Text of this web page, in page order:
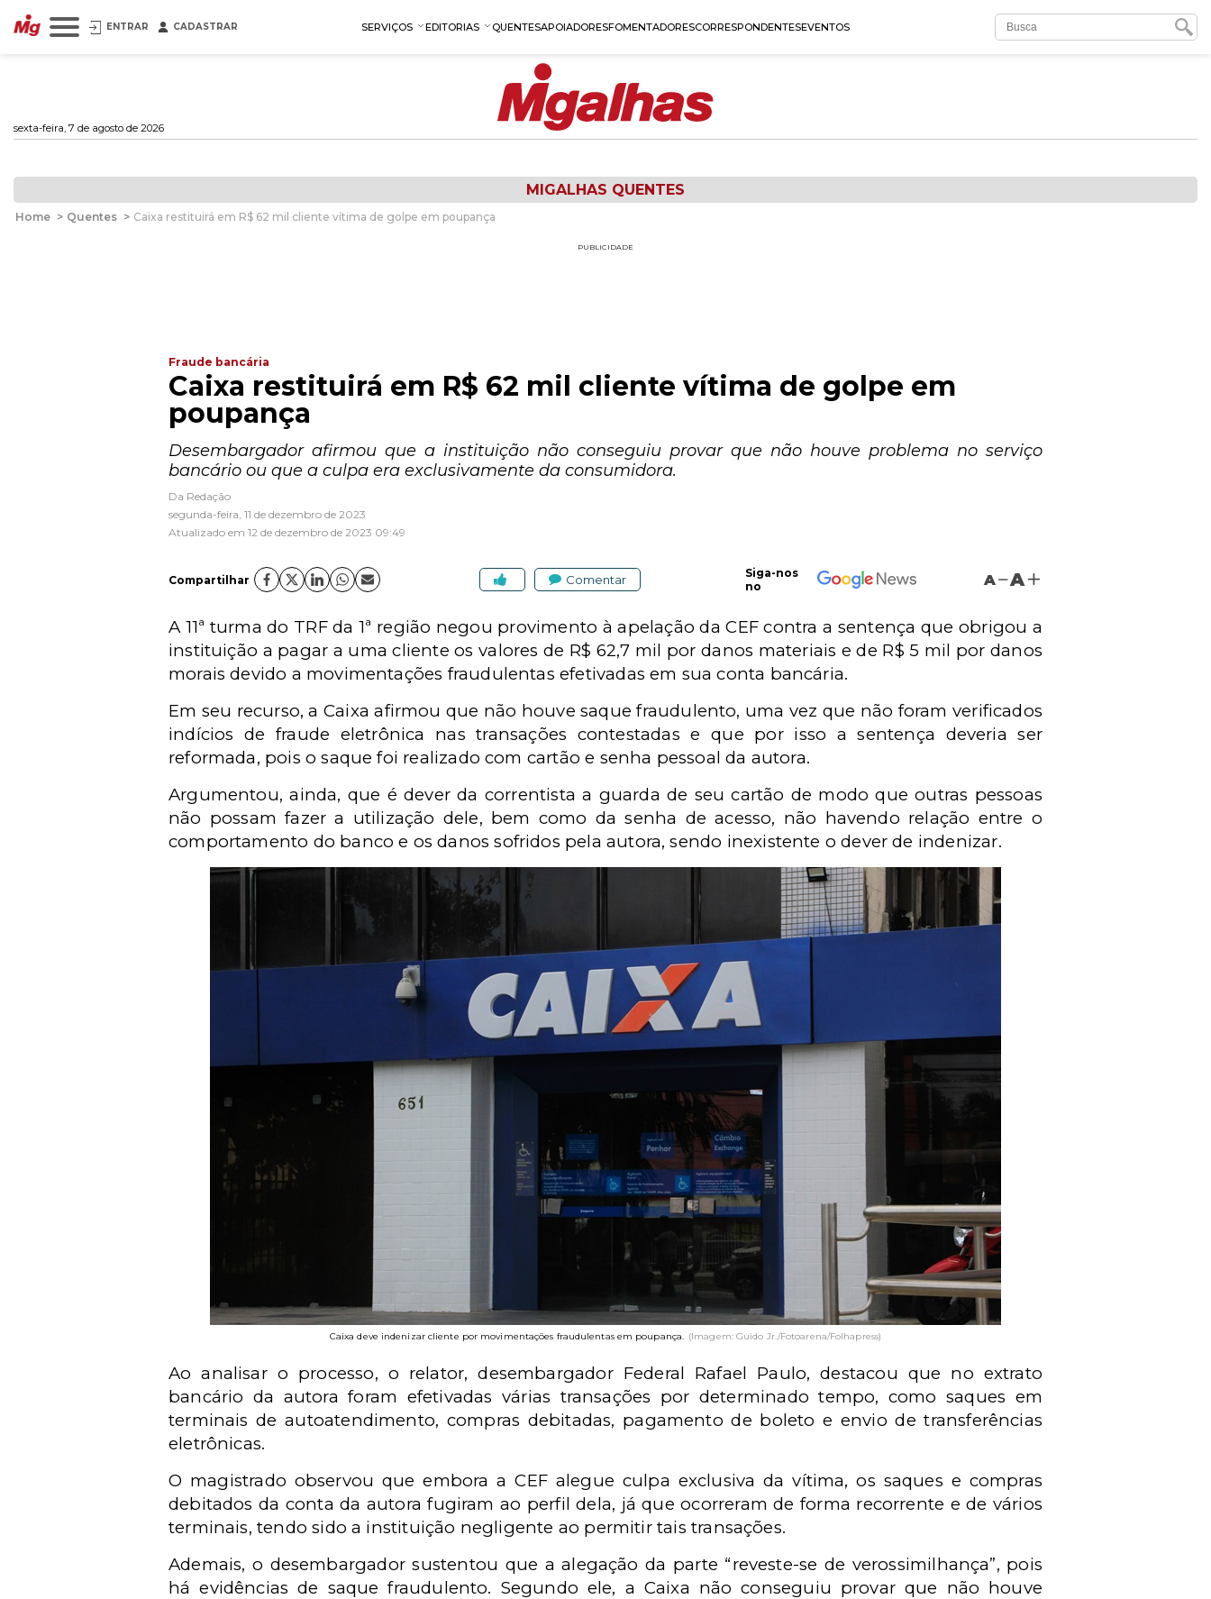
ENTRAR CADASTRAR SERVIÇOS EDITORIAS QUENTESAPOIADORESFOMENTADORESCORRESPONDENTESEVENTOS
sexta-feira, 7 de agosto de 2026
MIGALHAS QUENTES
Home > Quentes > Caixa restituirá em R$ 62 mil cliente vítima de golpe em poupança
PUBLICIDADE
Fraude bancária
Caixa restituirá em R$ 62 mil cliente vítima de golpe em
poupança
Desembargador afirmou que a instituição não conseguiu provar que não houve problema no serviço
bancário ou que a culpa era exclusivamente da consumidora.
Da Redação
segunda-feira, 11 de dezembro de 2023
Atualizado em 12 de dezembro de 2023 09:49
Compartilhar Comentar
Siga-nos
no
A A
A 11ª turma do TRF da 1ª região negou provimento à apelação da CEF contra a sentença que obrigou a
instituição a pagar a uma cliente os valores de R$ 62,7 mil por danos materiais e de R$ 5 mil por danos
morais devido a movimentações fraudulentas efetivadas em sua conta bancária.
Em seu recurso, a Caixa afirmou que não houve saque fraudulento, uma vez que não foram verificados
indícios de fraude eletrônica nas transações contestadas e que por isso a sentença deveria ser
reformada, pois o saque foi realizado com cartão e senha pessoal da autora.
Argumentou, ainda, que é dever da correntista a guarda de seu cartão de modo que outras pessoas
não possam fazer a utilização dele, bem como da senha de acesso, não havendo relação entre o
comportamento do banco e os danos sofridos pela autora, sendo inexistente o dever de indenizar.
Caixa deve indenizar cliente por movimentações fraudulentas em poupança. (Imagem: Guido Jr./Fotoarena/Folhapress)
Ao analisar o processo, o relator, desembargador Federal Rafael Paulo, destacou que no extrato
bancário da autora foram efetivadas várias transações por determinado tempo, como saques em
terminais de autoatendimento, compras debitadas, pagamento de boleto e envio de transferências
eletrônicas.
O magistrado observou que embora a CEF alegue culpa exclusiva da vítima, os saques e compras
debitados da conta da autora fugiram ao perfil dela, já que ocorreram de forma recorrente e de vários
terminais, tendo sido a instituição negligente ao permitir tais transações.
Ademais, o desembargador sustentou que a alegação da parte “reveste-se de verossimilhança”, pois
há evidências de saque fraudulento. Segundo ele, a Caixa não conseguiu provar que não houve